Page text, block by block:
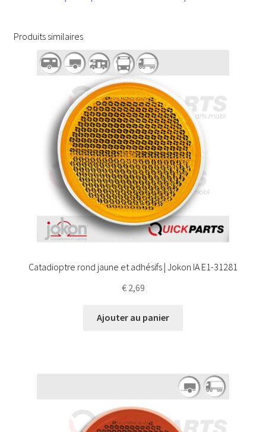
Produits similaires
Catadioptre rond jaune et adhésifs | Jokon IA E1-31281
€2,69
Ajouter au panier